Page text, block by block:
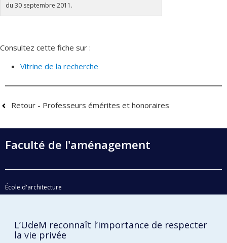
du 30 septembre 2011.
Consultez cette fiche sur :
Vitrine de la recherche
Retour - Professeurs émérites et honoraires
Faculté de l'aménagement
École d'architecture
École d'urbanisme et d'architecture de paysage
L’UdeM reconnaît l’importance de respecter
la vie privée